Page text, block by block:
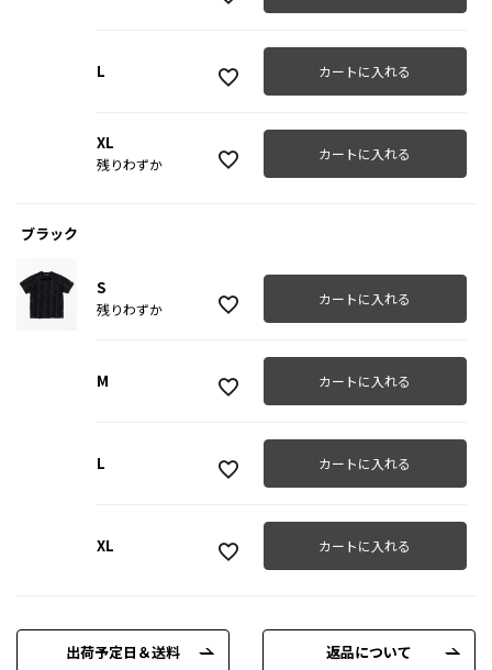
L カートに入れる
XL
残りわずか
カートに入れる
ブラック
S
残りわずか
カートに入れる
M カートに入れる
L カートに入れる
XL カートに入れる
出荷予定日＆送料 返品について